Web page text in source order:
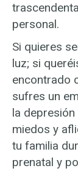
personal.
Si quieres
luz; si
encontrado
sufres un
la
miedos y
tu familia
prenatal y